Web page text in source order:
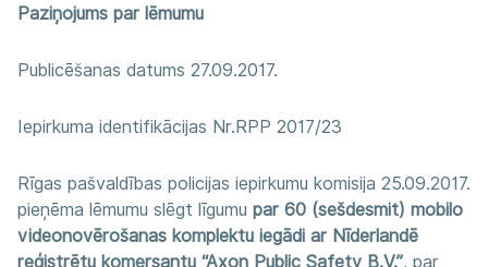
Paziņojums par lēmumu
Publicēšanas datums 27.09.2017.
Iepirkuma identifikācijas Nr.RPP 2017/23
Rīgas pašvaldības policijas iepirkumu komisija 25.09.2017.
pieņēma lēmumu slēgt līgumu par 60 (sešdesmit) mobilo
videonovērošanas komplektu iegādi ar Nīderlandē
reģistrētu komersantu “Axon Public Safety B.V.”, par